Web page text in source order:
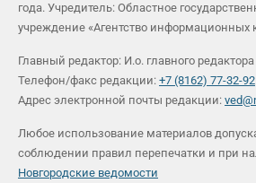
года. Учредитель: Областное
учреждение «Агентство
Главный редактор: И.о. главного
Телефон/факс редакции: +7 (8162) 77-32-92
Адрес электронной почты редакции:
Любое использование материалов
соблюдении правил перепечатки и при
Новгородские ведомости